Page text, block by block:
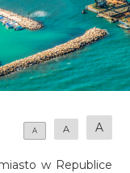
A A A
w Republice